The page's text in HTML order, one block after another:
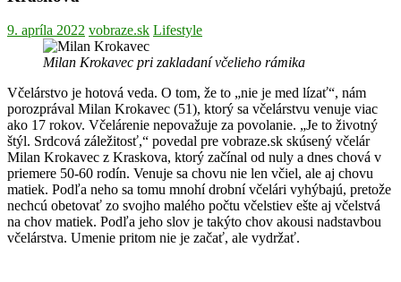
9. apríla 2022 vobraze.sk Lifestyle
Milan Krokavec pri zakladaní včelieho rámika
Včelárstvo je hotová veda. O tom, že to „nie je med lízať“, nám
porozprával Milan Krokavec (51), ktorý sa včelárstvu venuje viac
ako 17 rokov. Včelárenie nepovažuje za povolanie. „Je to životný
štýl. Srdcová záležitosť,“ povedal pre vobraze.sk skúsený včelár
Milan Krokavec z Kraskova, ktorý začínal od nuly a dnes chová v
priemere 50-60 rodín. Venuje sa chovu nie len včiel, ale aj chovu
matiek. Podľa neho sa tomu mnohí drobní včelári vyhýbajú, pretože
nechcú obetovať zo svojho malého počtu včelstiev ešte aj včelstvá
na chov matiek. Podľa jeho slov je takýto chov akousi nadstavbou
včelárstva. Umenie pritom nie je začať, ale vydržať.